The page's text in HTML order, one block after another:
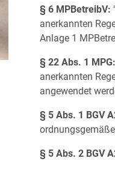
§ 6 MPBetreibV:
anerkannten
Anlage 1
§ 22 Abs. 1 MPG:
anerkannten
angewendet
§ 5 Abs. 1 BGV
§ 5 Abs. 2 BGV